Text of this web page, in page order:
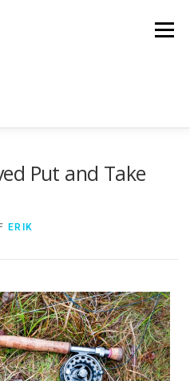
Menu
Put and Take
ERIK